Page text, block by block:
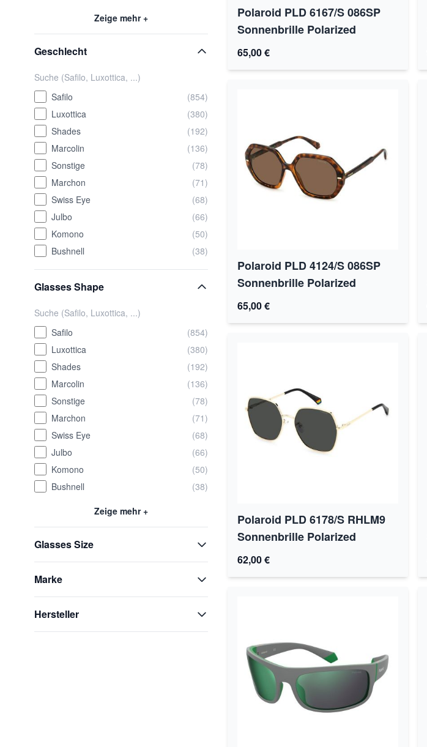
Zeige mehr +
Geschlecht
Safilo
(854)
Luxottica
(380)
Shades
(192)
Marcolin
(136)
Sonstige
(78)
Marchon
(71)
Swiss Eye
(68)
Julbo
(66)
Komono
(50)
Bushnell
(38)
Glasses Shape
Safilo
(854)
Luxottica
(380)
Shades
(192)
Marcolin
(136)
Sonstige
(78)
Marchon
(71)
Swiss Eye
(68)
Julbo
(66)
Komono
(50)
Bushnell
(38)
Zeige mehr +
Glasses Size
Marke
Hersteller
Polaroid PLD 6167/S 086SP
Sonnenbrille Polarized
65,00 €
Polaroid PLD 4124/S 086SP
Sonnenbrille Polarized
65,00 €
Polaroid PLD 6178/S RHLM9
Sonnenbrille Polarized
62,00 €